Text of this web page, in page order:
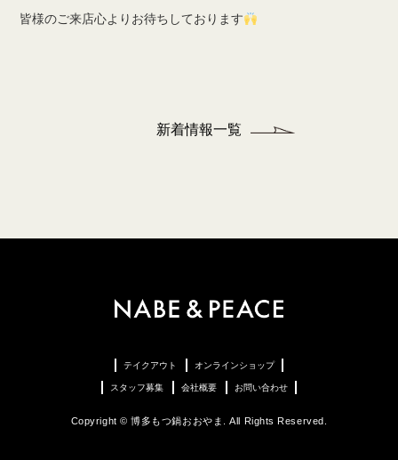
皆様のご来店心よりお待ちしております
新着情報一覧
テイクアウト オンラインショップ
スタッフ募集 会社概要 お問い合わせ
Copyright © 博多もつ鍋おおやま. All Rights Reserved.